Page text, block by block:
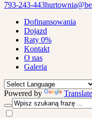
793-243-443
Dofinansowania
Dojazd
Raty 0%
Kontakt
O nas
Galeria
Powered by Translate